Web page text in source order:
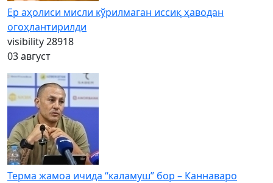
Ер аҳолиси мисли кўрилмаган иссиқ ҳаводан
огоҳлантирилди
visibility28918
03 август
Терма жамоа ичида “каламуш” бор – Каннаваро